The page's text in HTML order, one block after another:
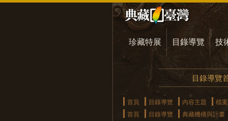
珍藏特展 目錄導覽 技
目錄導覽
首頁 目錄導覽 內容主題
檔案
首頁
目錄導覽 典藏機構與計畫